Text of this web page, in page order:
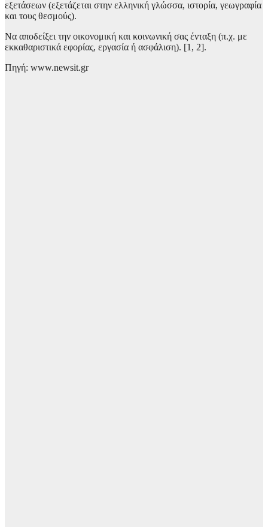
εξετάσεων (εξετάζεται στην ελληνική γλώσσα, ιστορία, γεωγραφία
και τους θεσμούς).
Να αποδείξει την οικονομική και κοινωνική σας ένταξη (π.χ. με
εκκαθαριστικά εφορίας, εργασία ή ασφάλιση). [1, 2].
Πηγή: www.newsit.gr